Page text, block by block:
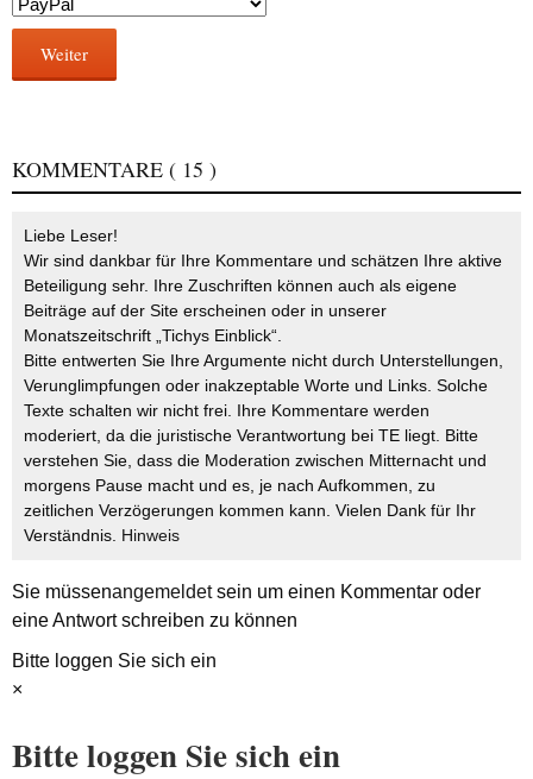
Weiter
KOMMENTARE ( 15 )
Liebe Leser!
Wir sind dankbar für Ihre Kommentare und schätzen Ihre aktive
Beteiligung sehr. Ihre Zuschriften können auch als eigene
Beiträge auf der Site erscheinen oder in unserer
Monatszeitschrift „Tichys Einblick“.
Bitte entwerten Sie Ihre Argumente nicht durch Unterstellungen,
Verunglimpfungen oder inakzeptable Worte und Links. Solche
Texte schalten wir nicht frei. Ihre Kommentare werden
moderiert, da die juristische Verantwortung bei TE liegt. Bitte
verstehen Sie, dass die Moderation zwischen Mitternacht und
morgens Pause macht und es, je nach Aufkommen, zu
zeitlichen Verzögerungen kommen kann. Vielen Dank für Ihr
Verständnis. Hinweis
Sie müssenangemeldetsein um einen Kommentar oder
eine Antwort schreiben zu können
Bitte loggen Sie sich ein
×
Bitte loggen Sie sich ein